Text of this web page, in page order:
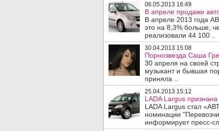
06.05.2013 16:49
В апреле продажи
В апреле 2013 года
это на 8,3% больше,
реализовали 44 100 ..
30.04.2013 15:08
Порнозвезда Саша
30 апреля на своей
музыкант и бывшая
приняла ..
25.04.2013 15:12
LADA Largus
LADA Largus стал
номинации
информирует пресс-